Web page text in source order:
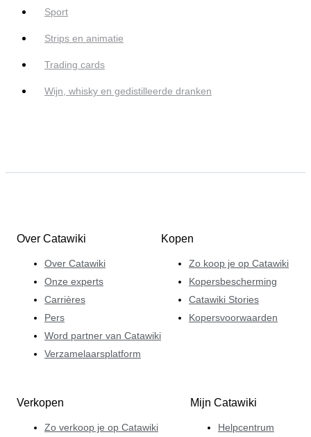
Sport
Strips en animatie
Trading cards
Wijn, whisky en gedistilleerde dranken
Over Catawiki
Over Catawiki
Onze experts
Carrières
Pers
Word partner van Catawiki
Verzamelaarsplatform
Kopen
Zo koop je op Catawiki
Kopersbescherming
Catawiki Stories
Kopersvoorwaarden
Verkopen
Zo verkoop je op Catawiki
Mijn Catawiki
Helpcentrum